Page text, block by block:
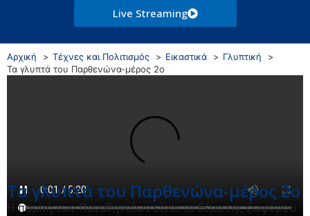
Live Streaming
Αρχική Τέχνες και Πολιτισμός Εικαστικά
Γλυπτική
Τα γλυπτά του Παρθενώνα-μέρος 2ο
Τα γλυπτά του Παρθενώνα-μέρος 2ο
Η πομπή των Παναθηναίων είναι το θέμα της ζωφόρου.